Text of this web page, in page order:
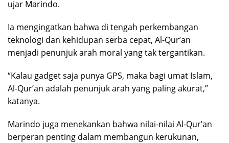
ujar Marindo.
Ia mengingatkan bahwa di tengah perkembangan
teknologi dan kehidupan serba cepat, Al-Qur’an
menjadi penunjuk arah moral yang tak tergantikan.
“Kalau gadget saja punya GPS, maka bagi umat Islam,
Al-Qur’an adalah penunjuk arah yang paling akurat,”
katanya.
Marindo juga menekankan bahwa nilai-nilai Al-Qur’an
berperan penting dalam membangun kerukunan,